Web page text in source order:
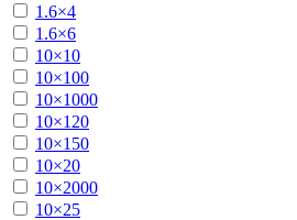
1.6×4
1.6×6
10×10
10×100
10×1000
10×120
10×150
10×20
10×2000
10×25